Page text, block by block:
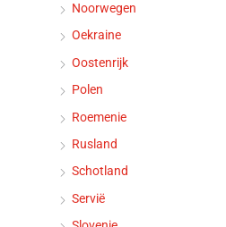
Noorwegen
Oekraine
Oostenrijk
Polen
Roemenie
Rusland
Schotland
Servië